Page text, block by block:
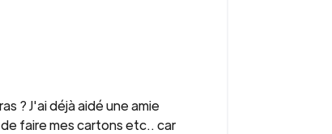
? J'ai déjà aidé une amie
faire mes cartons etc.. car